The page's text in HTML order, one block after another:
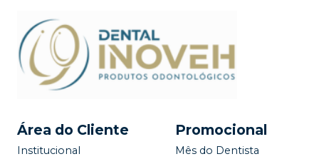
Área do Cliente
Institucional
Promocional
Mês do Dentista